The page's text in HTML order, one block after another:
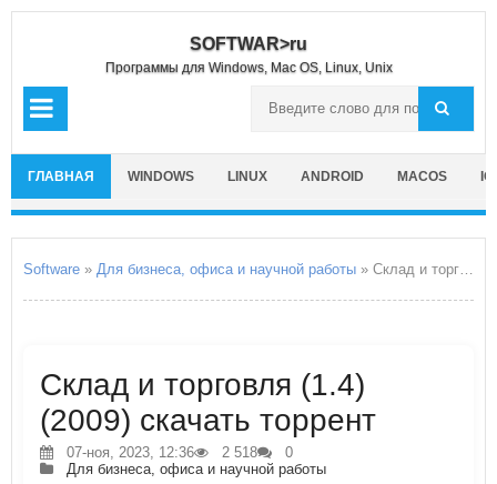
SOFTWAR>ru
Программы для Windows, Mac OS, Linux, Unix
ГЛАВНАЯ WINDOWS LINUX ANDROID MACOS
Software » Для бизнеса, офиса и научной работы » Склад и торговля
Склад и торговля (1.4)
(2009) скачать торрент
07-ноя, 2023, 12:36 2 518
0
Для бизнеса, офиса и научной работы